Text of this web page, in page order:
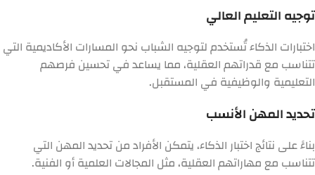
توجيه التعليم العالي
اختبارات الذكاء تُستخدم لتوجيه الشباب نحو المسارات الأكاديمية التي
تتناسب مع قدراتهم العقلية، مما يساعد في تحسين فرصهم
التعليمية والوظيفية في المستقبل.
تحديد المهن الأنسب
بناءً على نتائج اختبار الذكاء، يتمكن الأفراد من تحديد المهن التي
تتناسب مع مهاراتهم العقلية، مثل المجالات العلمية أو الفنية.